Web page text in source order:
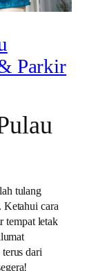
Parkir
tulang
Ketahui cara
tempat letak
dari